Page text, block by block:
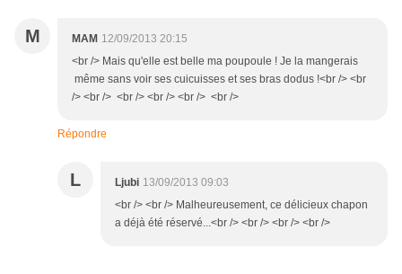
M MAM 12/09/2013 20:15
<br /> Mais qu'elle est belle ma poupoule ! Je la mangerais
même sans voir ses cuicuisses et ses bras dodus !<br /> <br
/> <br /> <br /> <br /> <br /> <br />
Répondre
L Ljubi 13/09/2013 09:03
<br /> <br /> Malheureusement, ce délicieux chapon
a déjà été réservé...<br /> <br /> <br /> <br />